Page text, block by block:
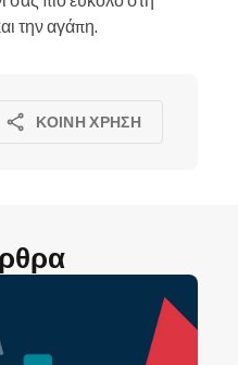
την αγάπη.
ΚΟΙΝΉ ΧΡΉΣΗ